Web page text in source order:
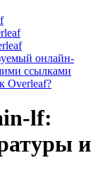
онлайн-
ссылками
Overleaf?
lf:
и